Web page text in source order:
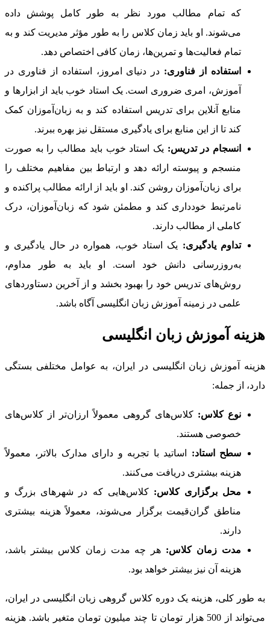
که تمام مطالب مورد نظر به طور کامل پوشش داده
می‌شوند. او باید زمان کلاس را به طور مؤثر مدیریت کند و به
تمام فعالیت‌ها و تمرین‌ها، زمان کافی اختصاص دهد.
استفاده از فناوری:در دنیای امروز، استفاده از فناوری در
آموزش، امری ضروری است. یک استاد خوب باید از ابزارها و
منابع آنلاین برای تدریس استفاده کند و به زبان‌آموزان کمک
کند تا از این منابع برای یادگیری مستقل نیز بهره ببرند.
انسجام در تدریس:یک استاد خوب باید مطالب را به صورت
منسجم و پیوسته ارائه دهد و ارتباط بین مفاهیم مختلف را
برای زبان‌آموزان روشن کند. او باید از ارائه مطالب پراکنده و
نامرتبط خودداری کند و مطمئن شود که زبان‌آموزان، درک
کاملی از مطالب دارند.
تداوم یادگیری:یک استاد خوب، همواره در حال یادگیری و
به‌روزرسانی دانش خود است. او باید به طور مداوم،
روش‌های تدریس خود را بهبود بخشد و از آخرین دستاوردهای
علمی در زمینه آموزش زبان انگلیسی آگاه باشد.
هزینه آموزش زبان انگلیسی
هزینه آموزش زبان انگلیسی در ایران، به عوامل مختلفی بستگی
دارد، از جمله:
نوع کلاس:کلاس‌های گروهی معمولاً ارزان‌تر از کلاس‌های
خصوصی هستند.
سطح استاد:اساتید با تجربه و دارای مدارک بالاتر، معمولاً
هزینه بیشتری دریافت می‌کنند.
محل برگزاری کلاس:کلاس‌هایی که در شهرهای بزرگ و
مناطق گران‌قیمت برگزار می‌شوند، معمولاً هزینه بیشتری
دارند.
مدت زمان کلاس:هر چه مدت زمان کلاس بیشتر باشد،
هزینه آن نیز بیشتر خواهد بود.
به طور کلی، هزینه یک دوره کلاس گروهی زبان انگلیسی در ایران،
می‌تواند از 500 هزار تومان تا چند میلیون تومان متغیر باشد. هزینه